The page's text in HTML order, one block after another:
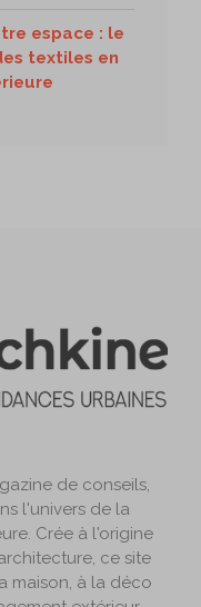
espace : le
textiles en
de conseils,
l'univers de la
Crée à l'origine
ce site
maison, à la déco